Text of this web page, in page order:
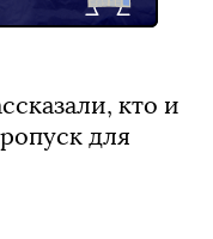
кто и
для